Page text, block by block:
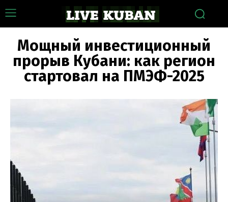
Мощный инвестиционный
прорыв Кубани: как регион
стартовал на ПМЭФ-2025